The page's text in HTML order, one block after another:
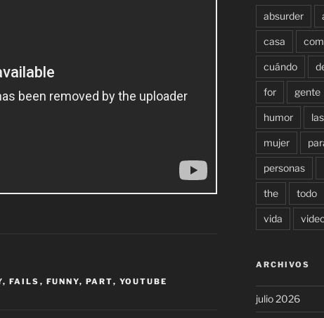
, FAILS , FUNNY, PART, YOUTUBE
absurder
casa
cuándo
for gente
humor las
mujer
personas
the todo
vida
ARCHIVOS
julio 2026